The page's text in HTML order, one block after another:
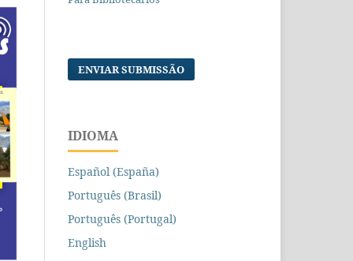
ENVIAR SUBMISSÃO
IDIOMA
Español (España)
Português (Brasil)
Português (Portugal)
English